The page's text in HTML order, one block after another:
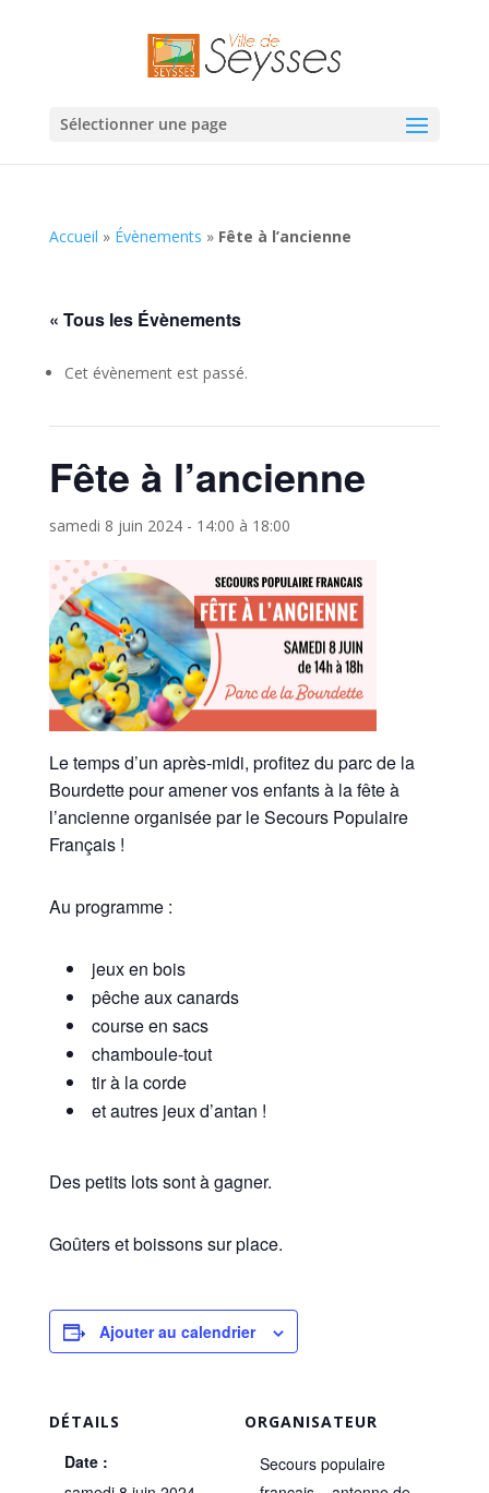
Sélectionner une page
Accueil » Évènements » Fête à l’ancienne
« Tous les Évènements
Cet évènement est passé.
Fête à l’ancienne
samedi 8 juin 2024 - 14:00 à 18:00
Le temps d’un après-midi, profitez du parc de la
Bourdette pour amener vos enfants à la fête à
l’ancienne organisée par le Secours Populaire
Français !
Au programme :
jeux en bois
pêche aux canards
course en sacs
chamboule-tout
tir à la corde
et autres jeux d’antan !
Des petits lots sont à gagner.
Goûters et boissons sur place.
Ajouter au calendrier
DÉTAILS
Date :
ORGANISATEUR
Secours populaire